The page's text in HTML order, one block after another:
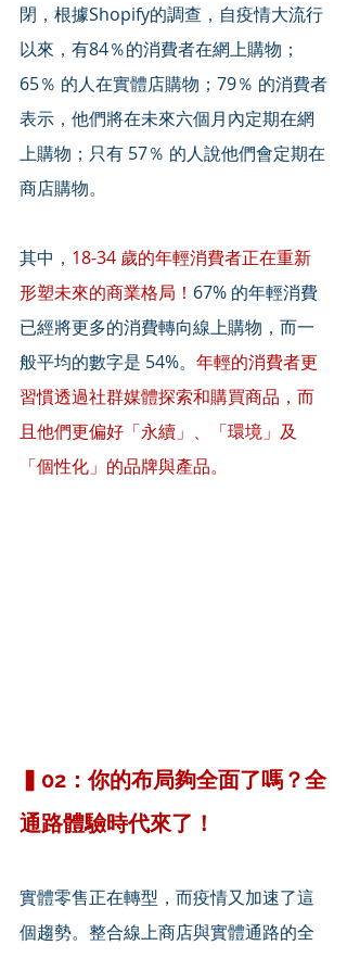
閉，根據Shopify的調查，自疫情大流行
以來，有84％的消費者在網上購物；
65％ 的人在實體店購物；79％ 的消費者
表示，他們將在未來六個月內定期在網
上購物；只有 57％ 的人說他們會定期在
商店購物。
其中， 18-34 歲的年輕消費者正在重新
形塑未來的商業格局！ 67% 的年輕消費
已經將更多的消費轉向線上購物，而一
般平均的數字是 54%。 年輕的消費者更
習慣透過社群媒體探索和購買商品，而
且他們更偏好「永續」、「環境」及
「個性化」的品牌與產品。
▍02：你的布局夠全面了嗎？全
通路體驗時代來了！
實體零售正在轉型，而疫情又加速了這
個趨勢。整合線上商店與實體通路的全